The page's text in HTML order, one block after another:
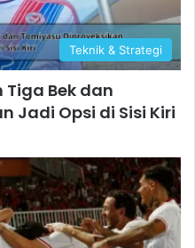
Teknik & Strategi
Bek dan
Jadi Opsi di Sisi Kiri